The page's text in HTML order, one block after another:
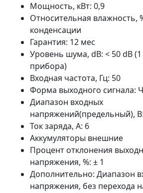
Мощность, кВт: 0,9
Относительная влажность,
конденсации
Гарантия: 12 мес
Уровень шума, dB: < 50 dB
прибора)
Входная частота, Гц: 50
Форма выходного сигнала:
Диапазон входных
напряжений(предельный),
Ток заряда, А: 6
Аккумуляторы внешние
Процент отклонения
напряжения, %: ± 1
Дополнительно: Диапазон
напряжения, без перехода